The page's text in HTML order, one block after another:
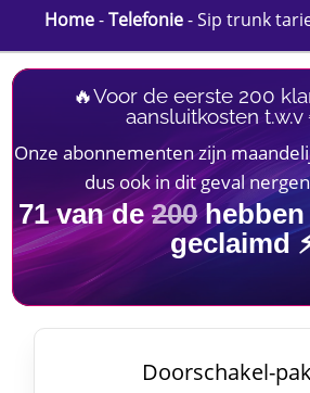
Home-Telefonie-Sip trunk
🔥Voor de eerste 200
aansluitkosten
Onze abonnementen zijn
dus ook in dit geval
71van de200hebben
geclaimd
Doorschakel-